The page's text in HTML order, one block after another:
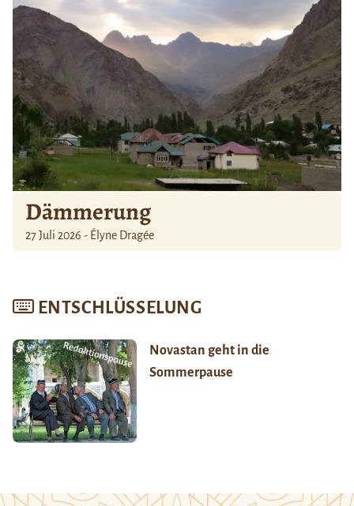
Dämmerung
27 Juli 2026 - Élyne Dragée
ENTSCHLÜSSELUNG
Novastan geht in die
Sommerpause